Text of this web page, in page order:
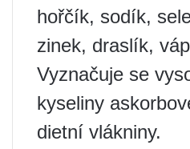
hořčík, sodík,
zinek, draslík,
Vyznačuje se
kyseliny
dietní vlákniny.